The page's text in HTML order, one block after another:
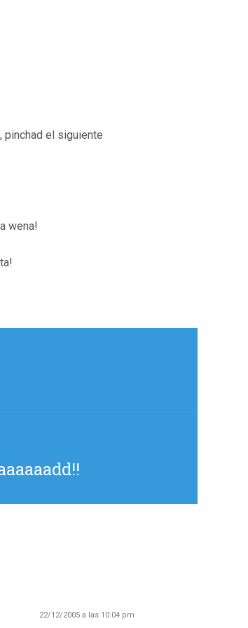
pinchad el siguiente
wena!
22/12/2005 a las 10:04 pm